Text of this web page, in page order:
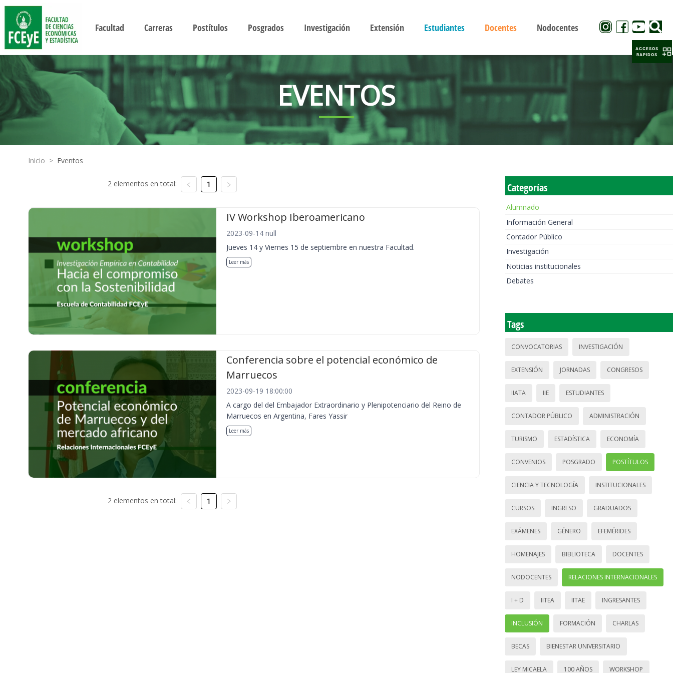
Facultad Carreras Postítulos Posgrados Investigación Extensión Estudiantes Docentes Nodocentes
EVENTOS
Inicio > Eventos
2 elementos en total: 1
IV Workshop Iberoamericano
2023-09-14 null
Jueves 14 y Viernes 15 de septiembre en nuestra Facultad.
Leer más
Conferencia sobre el potencial económico de
Marruecos
2023-09-19 18:00:00
A cargo del del Embajador Extraordinario y Plenipotenciario del Reino de
Marruecos en Argentina, Fares Yassir
Leer más
2 elementos en total: 1
Categorías
Alumnado
Información General
Contador Público
Investigación
Noticias institucionales
Debates
Tags
CONVOCATORIAS INVESTIGACIÓN
EXTENSIÓN JORNADAS CONGRESOS
IIATA IIE ESTUDIANTES
CONTADOR PÚBLICO ADMINISTRACIÓN
TURISMO ESTADÍSTICA ECONOMÍA
CONVENIOS POSGRADO POSTÍTULOS
CIENCIA Y TECNOLOGÍA INSTITUCIONALES
CURSOS INGRESO GRADUADOS
EXÁMENES GÉNERO EFEMÉRIDES
HOMENAJES BIBLIOTECA DOCENTES
NODOCENTES RELACIONES INTERNACIONALES
I + D IITEA IITAE INGRESANTES
INCLUSIÓN FORMACIÓN CHARLAS
BECAS BIENESTAR UNIVERSITARIO
LEY MICAELA 100 AÑOS WORKSHOP
ACCESOS
RAPIDOS